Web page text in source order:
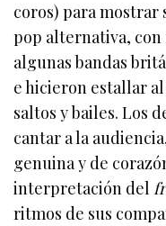
coros) para
pop alternativa,
algunas bandas
e hicieron estallar
saltos y bailes. Los
cantar a la
genuina y de
interpretación del
ritmos de sus